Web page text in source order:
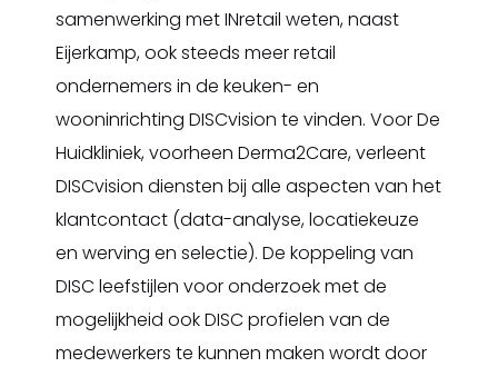
samenwerking met INretail weten, naast
Eijerkamp, ook steeds meer retail
ondernemers in de keuken- en
wooninrichting DISCvision te vinden. Voor De
Huidkliniek, voorheen Derma2Care, verleent
DISCvision diensten bij alle aspecten van het
klantcontact (data-analyse, locatiekeuze
en werving en selectie). De koppeling van
DISC leefstijlen voor onderzoek met de
mogelijkheid ook DISC profielen van de
medewerkers te kunnen maken wordt door